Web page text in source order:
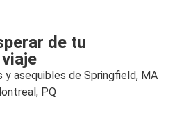
de tu
viaje
y asequibles de Springfield, MA
PQ